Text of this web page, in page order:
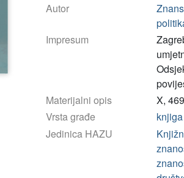
Autor
Impresum
Materijalni opis
X,
Vrsta građe
knjiga
Jedinica HAZU